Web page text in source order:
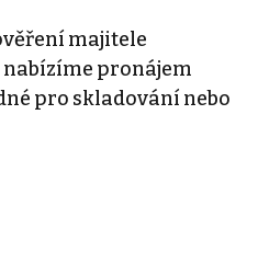
majitele
pronájem
pro skladování nebo